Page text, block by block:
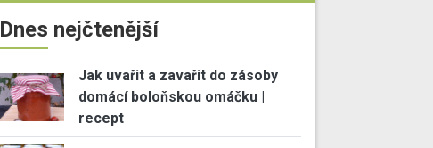
Dnes nejčtenější
Jak uvařit a zavařit do zásoby
domácí boloňskou omáčku |
recept